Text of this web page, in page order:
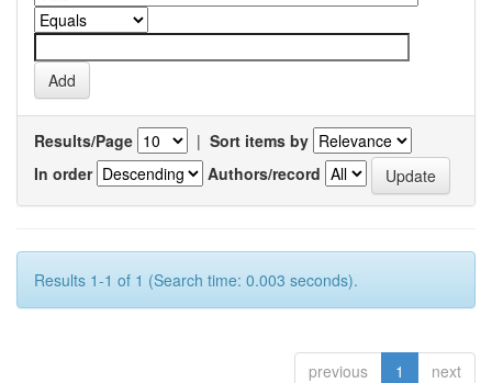
Results/Page | Sort items by
In order
Authors/record
Results 1-1 of 1 (Search time: 0.003 seconds).
previous 1 next